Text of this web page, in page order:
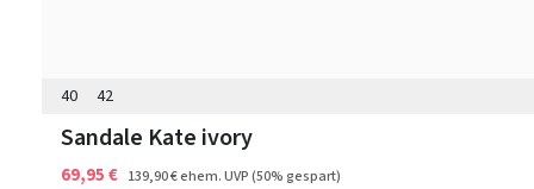
40 42
Sandale Kate ivory
69,95 € 139,90 €ehem. UVP(50% gespart)